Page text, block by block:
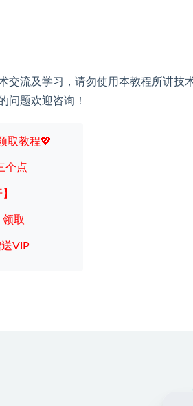
交流及学习，请勿使用本教程所讲
问题欢迎咨询！
取教程💖
个点
录】领取
VIP